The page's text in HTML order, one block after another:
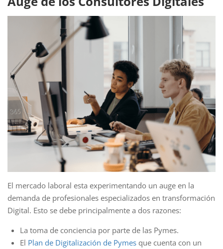
El mercado laboral esta experimentando un auge en la
demanda de profesionales especializados en transformación
Digital. Esto se debe principalmente a dos razones:
La toma de conciencia por parte de las Pymes.
El Plan de Digitalización de Pymes que cuenta con un